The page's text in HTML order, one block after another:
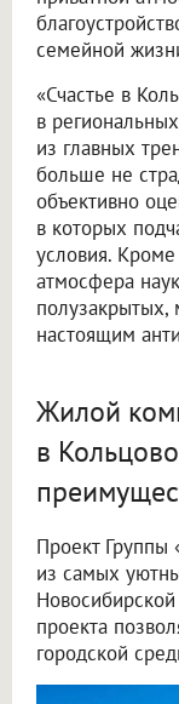
семейной
«Счастье в
в
из главных
больше не
объективно
в которых
условия.
атмосфера
полузакрытых,
настоящим
Жилой
в
Проект Группы
из самых
проекта
городской